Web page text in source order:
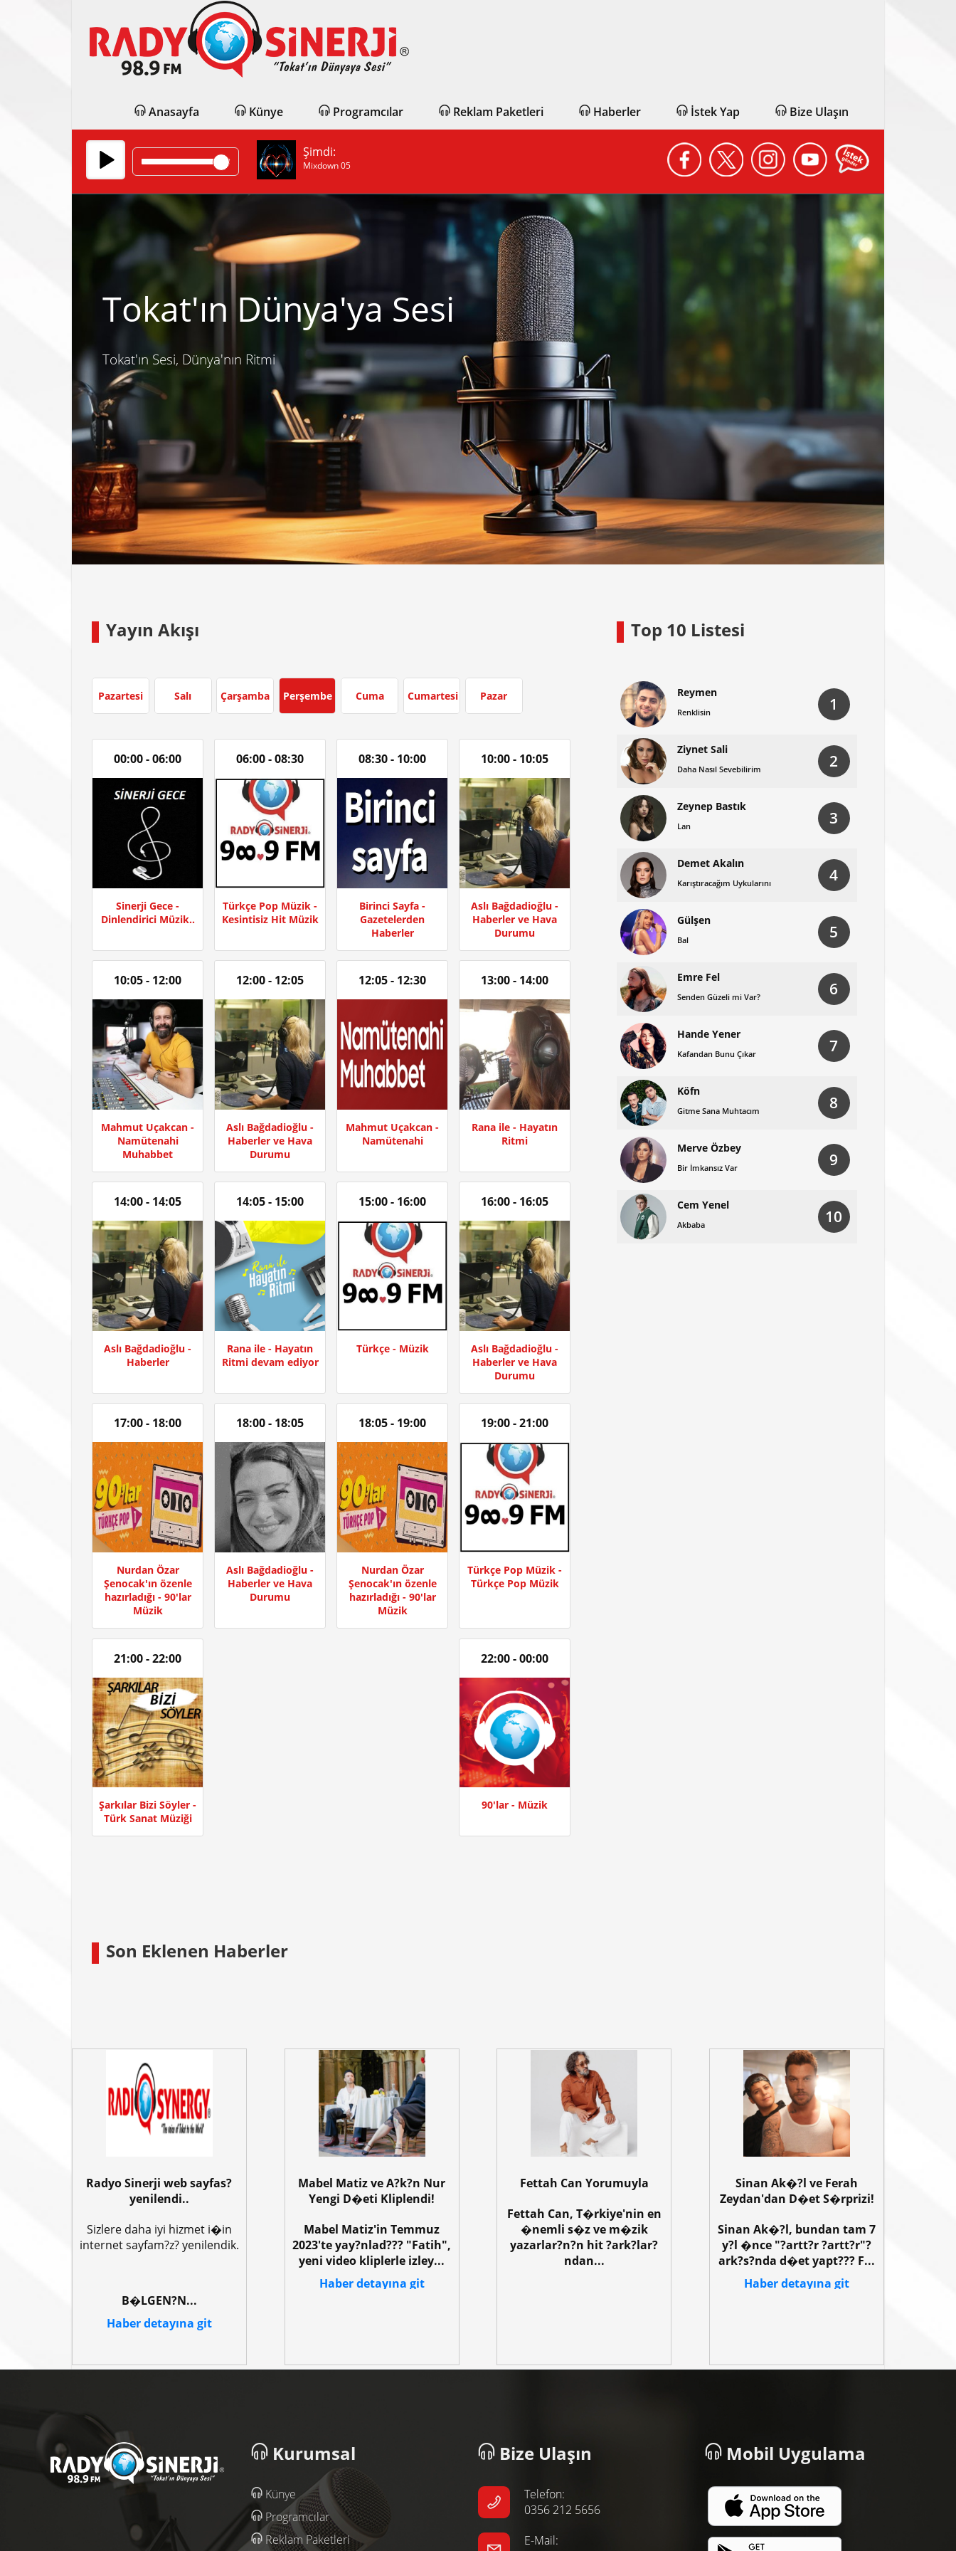
Anasayfa Künye Programcılar Reklam Paketleri Haberler İstek Yap Bize Ulaşın
Şimdi:
Mixdown 05
Tokat'ın Dünya'ya Sesi
Tokat'ın Sesi, Dünya'nın Ritmi
Yayın Akışı
Pazartesi Salı Çarşamba Perşembe Cuma Cumartesi Pazar
00:00 - 06:00
Sinerji Gece -
Dinlendirici Müzik..
06:00 - 08:30
Türkçe Pop Müzik -
Kesintisiz Hit Müzik
08:30 - 10:00
Birinci Sayfa -
Gazetelerden
Haberler
10:00 - 10:05
Aslı Bağdadioğlu -
Haberler ve Hava
Durumu
10:05 - 12:00
Mahmut Uçakcan -
Namütenahi
Muhabbet
12:00 - 12:05
Aslı Bağdadioğlu -
Haberler ve Hava
Durumu
12:05 - 12:30
Mahmut Uçakcan -
Namütenahi
13:00 - 14:00
Rana ile - Hayatın
Ritmi
14:00 - 14:05
Aslı Bağdadioğlu -
Haberler
14:05 - 15:00
Rana ile - Hayatın
Ritmi devam ediyor
15:00 - 16:00
Türkçe - Müzik
16:00 - 16:05
Aslı Bağdadioğlu -
Haberler ve Hava
Durumu
17:00 - 18:00
Nurdan Özar
Şenocak'ın özenle
hazırladığı - 90'lar
Müzik
18:00 - 18:05
Aslı Bağdadioğlu -
Haberler ve Hava
Durumu
18:05 - 19:00
Nurdan Özar
Şenocak'ın özenle
hazırladığı - 90'lar
Müzik
19:00 - 21:00
Türkçe Pop Müzik -
Türkçe Pop Müzik
21:00 - 22:00
Şarkılar Bizi Söyler -
Türk Sanat Müziği
22:00 - 00:00
90'lar - Müzik
Top 10 Listesi
1
Reymen
Renklisin
2
Ziynet Sali
Daha Nasıl Sevebilirim
3
Zeynep Bastık
Lan
4
Demet Akalın
Karıştıracağım Uykularını
5
Gülşen
Bal
6
Emre Fel
Senden Güzeli mi Var?
7
Hande Yener
Kafandan Bunu Çıkar
8
Köfn
Gitme Sana Muhtacım
9
Merve Özbey
Bir İmkansız Var
10
Cem Yenel
Akbaba
Son Eklenen Haberler
Radyo Sinerji web sayfas?
yenilendi..
Sizlere daha iyi hizmet i�in
internet sayfam?z? yenilendik.
B�LGEN?N...
Haber detayına git
Mabel Matiz ve A?k?n Nur
Yengi D�eti Kliplendi!
Mabel Matiz'in Temmuz
2023'te yay?nlad??? "Fatih",
yeni video kliplerle izley...
Haber detayına git
Fettah Can Yorumuyla
Fettah Can, T�rkiye'nin en
�nemli s�z ve m�zik
yazarlar?n?n hit ?ark?lar?
ndan...
Sinan Ak�?l ve Ferah
Zeydan'dan D�et S�rprizi!
Sinan Ak�?l, bundan tam 7
y?l �nce "?artt?r ?artt?r"?
ark?s?nda d�et yapt??? F...
Haber detayına git
Kurumsal
Künye
Programcılar
Reklam Paketleri
Bize Ulaşın
Telefon:
0356 212 5656
E-Mail:
Mobil Uygulama